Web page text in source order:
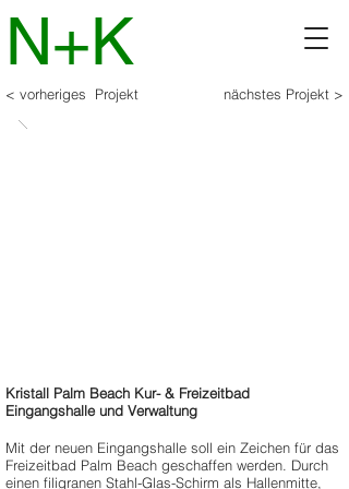
N+K
< vorheriges Projekt nächstes Projekt >
Kristall Palm Beach Kur- & Freizeitbad
Eingangshalle und Verwaltung
Mit der neuen Eingangshalle soll ein Zeichen für das
Freizeitbad Palm Beach geschaffen werden. Durch
einen filigranen Stahl-Glas-Schirm als Hallenmitte,